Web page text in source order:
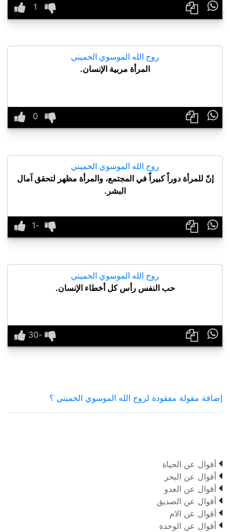

روح الله الموسوي الخميني
المرأة مربية الإنسان.

روح الله الموسوي الخميني
إنّ للمرأة دوراً كبيراً في المجتمع، والمرأة مظهر لتحقق آمال
البشر.

روح الله الموسوي الخميني
حب النفس رأس كل أخطاء الإنسان.

إضافة مقولة مفقودة لروح الله الموسوي الخميني ؟
 أقوال عن الحياة
 أقوال عن البحر
 أقوال عن العدو
 أقوال عن الصديق
 أقوال عن الام
 أقوال عن الوحدة